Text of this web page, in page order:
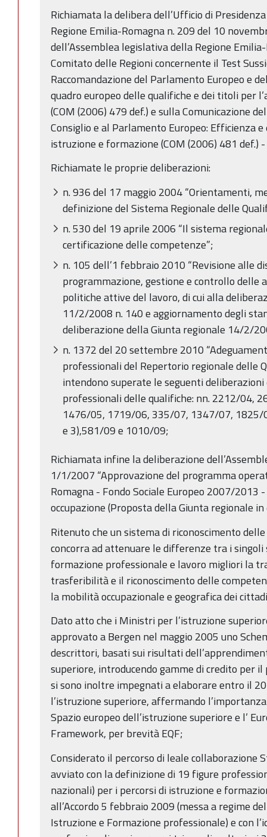
Richiamata la delibera dell’Ufficio di
Regione Emilia-Romagna n. 209 del 10
dell’Assemblea legislativa della Regione
Comitato delle Regioni concernente il Test
Raccomandazione del Parlamento Europeo e
quadro europeo delle qualifiche e dei titoli per
(COM (2006) 479 def.) e sulla Comunicazione
Consiglio e al Parlamento Europeo: Efficienza
istruzione e formazione (COM (2006) 481 def.)
Richiamate le proprie deliberazioni:
­n. 936 del 17 maggio 2004 “Orientamenti,
definizione del Sistema Regionale delle
n. 530 del 19 aprile 2006 “Il sistema
certificazione delle competenze”;
n. 105 dell’1 febbraio 2010 “Revisione alle
programmazione, gestione e controllo
politiche attive del lavoro, di cui alla
11/2/2008 n. 140 e aggiornamento degli
deliberazione della Giunta regionale 14/2/
n. 1372 del 20 settembre 2010
professionali del Repertorio regionale delle
intendono superate le seguenti
professionali delle qualifiche: nn. 2212/04,
1476/05, 1719/06, 335/07, 1347/07,
e 3),581/09 e 1010/09;
Richiamata infine la deliberazione
1/1/2007 “Approvazione del programma
Romagna - Fondo Sociale Europeo 2007/
occupazione (Proposta della Giunta regionale
Ritenuto che un sistema di riconoscimento
concorra ad attenuare le differenze tra i
formazione professionale e lavoro migliori la
trasferibilità e il riconoscimento delle
la mobilità occupazionale e geografica dei
Dato atto che i Ministri per l’istruzione
approvato a Bergen nel maggio 2005 uno
descrittori, basati sui risultati
superiore, introducendo gamme di credito per
si sono inoltre impegnati a elaborare entro il
l’istruzione superiore, affermando
Spazio europeo dell’istruzione superiore e l’
Framework, per brevità EQF;
Considerato il percorso di leale collaborazione
avviato con la definizione di 19 figure
nazionali) per i percorsi di istruzione e
all’Accordo 5 febbraio 2009 (messa a regime
Istruzione e Formazione professionale) e con